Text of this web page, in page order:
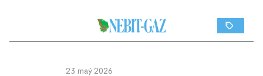
23 maý 2026